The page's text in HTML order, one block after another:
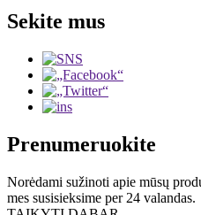
Sekite mus
Prenumeruokite
Norėdami sužinoti apie mūsų
mes susisieksime per 24 valandas.